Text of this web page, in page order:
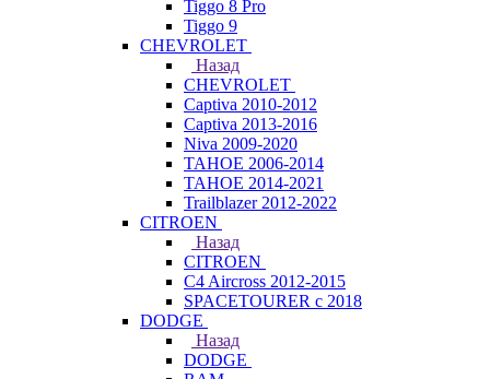
Tiggo 8 Pro
Tiggo 9
CHEVROLET
Назад
CHEVROLET
Captiva 2010-2012
Captiva 2013-2016
Niva 2009-2020
TAHOE 2006-2014
TAHOE 2014-2021
Trailblazer 2012-2022
CITROEN
Назад
CITROEN
C4 Aircross 2012-2015
SPACETOURER с 2018
DODGE
Назад
DODGE